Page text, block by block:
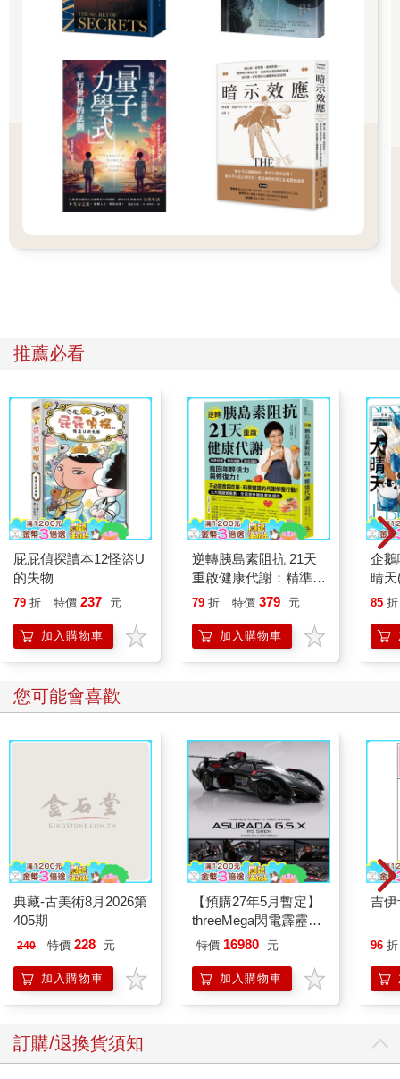
推薦必看
屁屁偵探讀本12怪盜U
的失物
79 折 特價 237 元
加入購物車
逆轉胰島素阻抗 21天
重啟健康代謝：精準控
糖、有效減重、降低發
復力！
79 折 特價 379 元
加入購物車
企
晴天
「
85 折
您可能會喜歡
典藏-古美術8月2026第
405期
240 特價 228 元
加入購物車
【預購27年5月暫定】
threeMega閃電霹靂車
VA Hi-SPEC UNITED
SIREN 黑色限定
特價 16980 元
加入購物車
吉
96 折
訂購/退換貨須知